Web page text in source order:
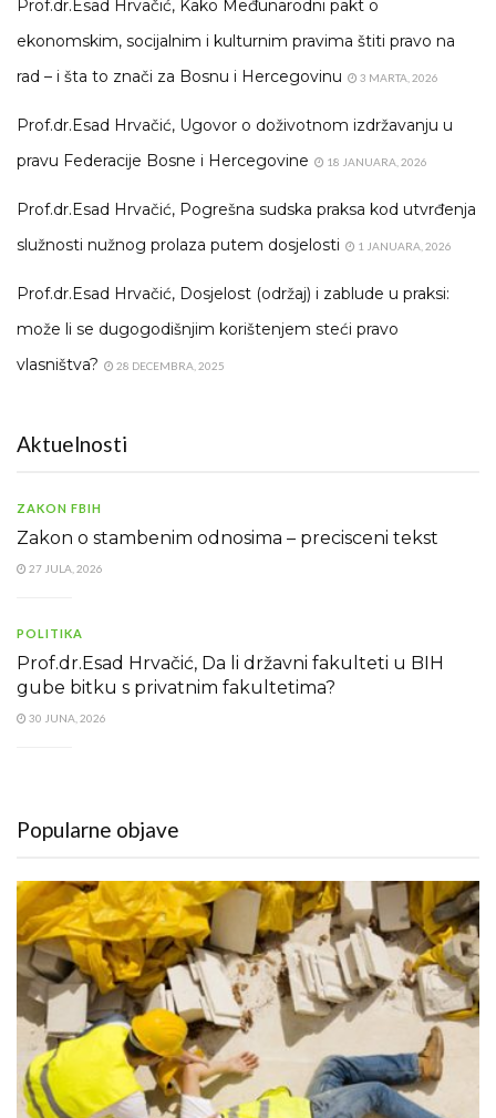
Prof.dr.Esad Hrvačić, Kako Međunarodni pakt o
ekonomskim, socijalnim i kulturnim pravima štiti pravo na
rad – i šta to znači za Bosnu i Hercegovinu
3 MARTA, 2026
Prof.dr.Esad Hrvačić, Ugovor o doživotnom izdržavanju u
pravu Federacije Bosne i Hercegovine
18 JANUARA, 2026
Prof.dr.Esad Hrvačić, Pogrešna sudska praksa kod utvrđenja
služnosti nužnog prolaza putem dosjelosti
1 JANUARA, 2026
Prof.dr.Esad Hrvačić, Dosjelost (održaj) i zablude u praksi:
može li se dugogodišnjim korištenjem steći pravo
vlasništva?
28 DECEMBRA, 2025
Aktuelnosti
ZAKON FBIH
Zakon o stambenim odnosima – precisceni tekst
27 JULA, 2026
POLITIKA
Prof.dr.Esad Hrvačić, Da li državni fakulteti u BIH
gube bitku s privatnim fakultetima?
30 JUNA, 2026
Popularne objave